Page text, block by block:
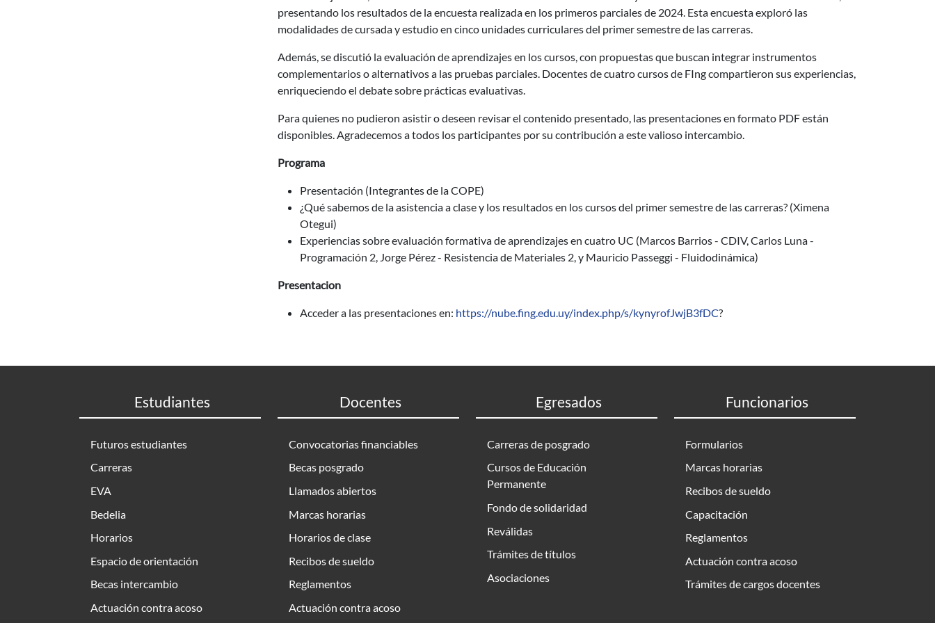
presentando los resultados de la encuesta realizada en los primeros parciales de 2024. Esta encuesta exploró las
modalidades de cursada y estudio en cinco unidades curriculares del primer semestre de las carreras.
Además, se discutió la evaluación de aprendizajes en los cursos, con propuestas que buscan integrar instrumentos
complementarios o alternativos a las pruebas parciales. Docentes de cuatro cursos de FIng compartieron sus experiencias,
enriqueciendo el debate sobre prácticas evaluativas.
Para quienes no pudieron asistir o deseen revisar el contenido presentado, las presentaciones en formato PDF están
disponibles. Agradecemos a todos los participantes por su contribución a este valioso intercambio.
Programa
Presentación (Integrantes de la COPE)
¿Qué sabemos de la asistencia a clase y los resultados en los cursos del primer semestre de las carreras? (Ximena
Otegui)
Experiencias sobre evaluación formativa de aprendizajes en cuatro UC (Marcos Barrios - CDIV, Carlos Luna -
Programación 2, Jorge Pérez - Resistencia de Materiales 2, y Mauricio Passeggi - Fluidodinámica)
Presentacion
Acceder a las presentaciones en: https://nube.fing.edu.uy/index.php/s/kynyrofJwjB3fDC?
Estudiantes
Futuros estudiantes
Carreras
EVA
Bedelia
Horarios
Espacio de orientación
Becas intercambio
Actuación contra acoso
Docentes
Convocatorias financiables
Becas posgrado
Llamados abiertos
Marcas horarias
Horarios de clase
Recibos de sueldo
Reglamentos
Actuación contra acoso
Egresados
Carreras de posgrado
Cursos de Educación
Permanente
Fondo de solidaridad
Reválidas
Trámites de títulos
Asociaciones
Funcionarios
Formularios
Marcas horarias
Recibos de sueldo
Capacitación
Reglamentos
Actuación contra acoso
Trámites de cargos docentes